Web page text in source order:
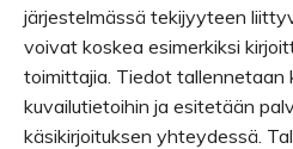
järjestelmässä tekijyyteen
voivat koskea esimerkiksi
toimittajia. Tiedot tallennetaan
kuvailutietoihin ja esitetään
käsikirjoituksen yhteydessä.